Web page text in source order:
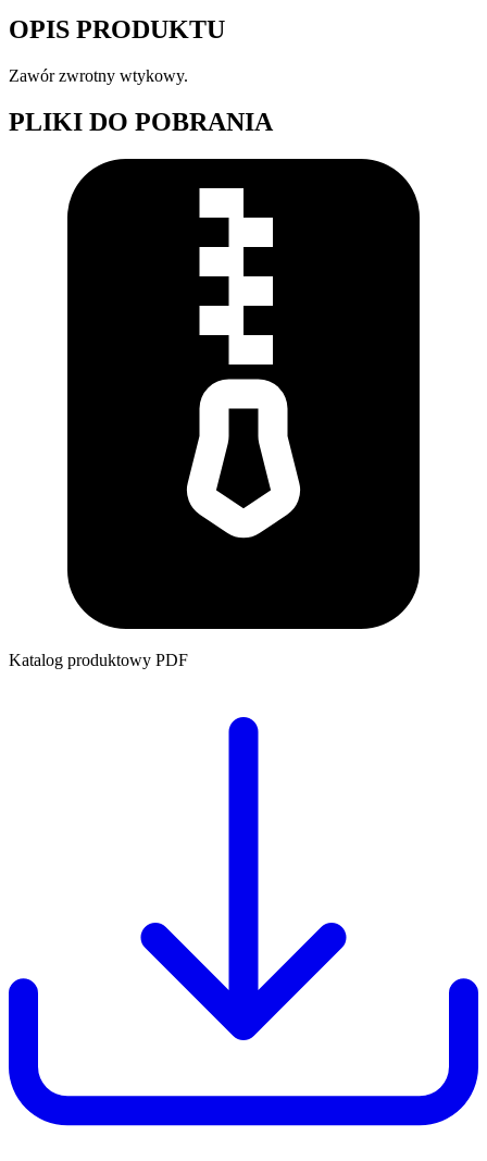
OPIS PRODUKTU
Zawór zwrotny wtykowy.
PLIKI DO POBRANIA
Katalog produktowy PDF